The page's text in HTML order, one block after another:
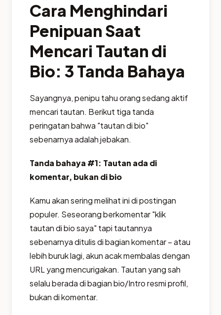
Cara Menghindari
Penipuan Saat
Mencari Tautan di
Bio: 3 Tanda Bahaya
Sayangnya, penipu tahu orang sedang aktif
mencari tautan. Berikut tiga tanda
peringatan bahwa "tautan di bio"
sebenarnya adalah jebakan.
Tanda bahaya #1: Tautan ada di
komentar, bukan di bio
Kamu akan sering melihat ini di postingan
populer. Seseorang berkomentar "klik
tautan di bio saya" tapi tautannya
sebenarnya ditulis di bagian komentar – atau
lebih buruk lagi, akun acak membalas dengan
URL yang mencurigakan. Tautan yang sah
selalu berada di bagian bio/Intro resmi profil,
bukan di komentar.